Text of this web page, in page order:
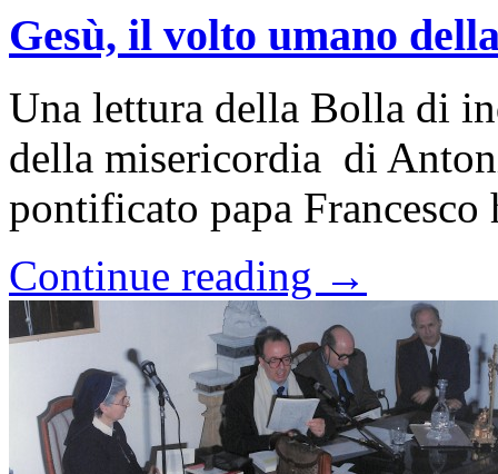
Gesù, il volto umano
Una lettura della Bolla di
della misericordia di
pontificato papa Francesco
Continue reading →